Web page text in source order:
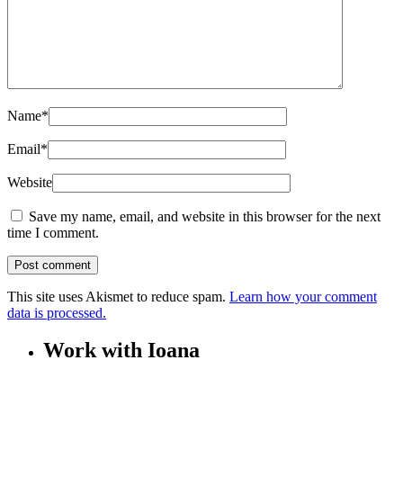
Name*
Email*
Website
Save my name, email, and website in this browser for the next
time I comment.
This site uses Akismet to reduce spam. Learn how your comment
data is processed.
Work with Ioana